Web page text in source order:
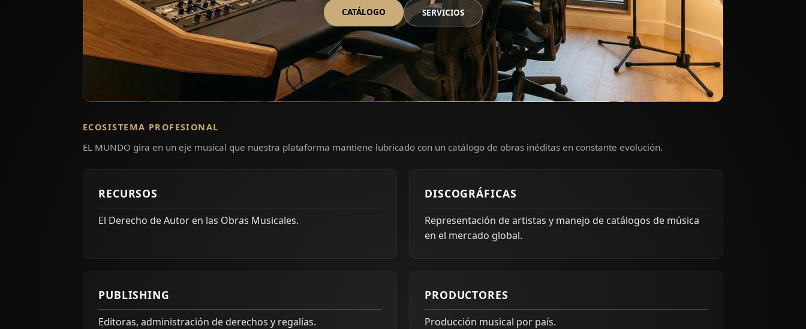
CATÁLOGO SERVICIOS
ECOSISTEMA PROFESIONAL
EL MUNDO gira en un eje musical que nuestra plataforma mantiene lubricado con un catálogo de obras inéditas en constante evolución.
RECURSOS
El Derecho de Autor en las Obras Musicales.
DISCOGRÁFICAS
Representación de artistas y manejo de catálogos de música
en el mercado global.
PUBLISHING
Editoras, administración de derechos y regalías.
PRODUCTORES
Producción musical por país.